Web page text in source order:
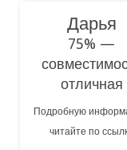
Дарья
75% —
отличная
Подробную
читайте по